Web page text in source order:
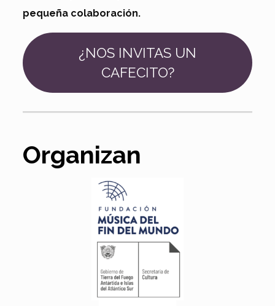
pequeña colaboración.
¿NOS INVITAS UN
CAFECITO?
Organizan